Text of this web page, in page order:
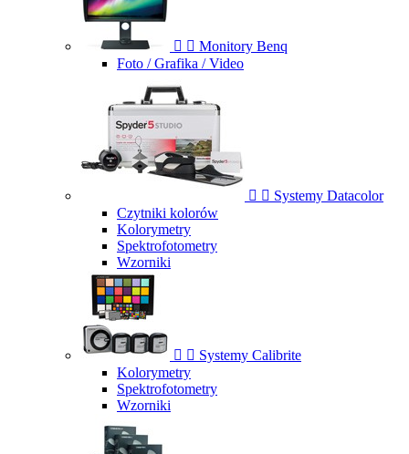
  Monitory Benq
Foto / Grafika / Video
  Systemy Datacolor
Czytniki kolorów
Kolorymetry
Spektrofotometry
Wzorniki
  Systemy Calibrite
Kolorymetry
Spektrofotometry
Wzorniki